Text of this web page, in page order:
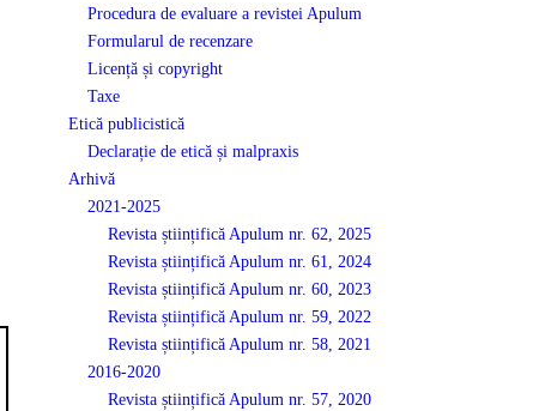
Procedura de evaluare a revistei Apulum
Formularul de recenzare
Licență și copyright
Taxe
Etică publicistică
Declarație de etică și malpraxis
Arhivă
2021-2025
Revista științifică Apulum nr. 62, 2025
Revista științifică Apulum nr. 61, 2024
Revista științifică Apulum nr. 60, 2023
Revista științifică Apulum nr. 59, 2022
Revista științifică Apulum nr. 58, 2021
2016-2020
Revista științifică Apulum nr. 57, 2020